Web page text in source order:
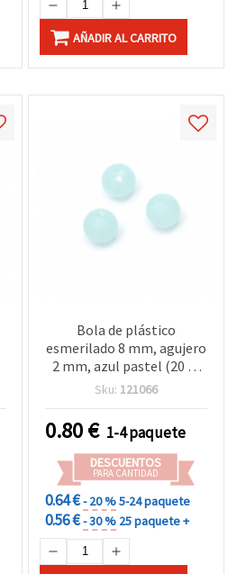
AÑADIR AL CARRITO
Bola de plástico
esmerilado 8 mm, agujero
2 mm, azul pastel (20 g,
aprox. 80 piezas) para
Sku: 121066
0.80€ 1-4 paquete
DESCUENTOS
PARA CANTIDAD
0.64 €- 20 %5-24 paquete
0.56 €- 30 % 25 paquete +